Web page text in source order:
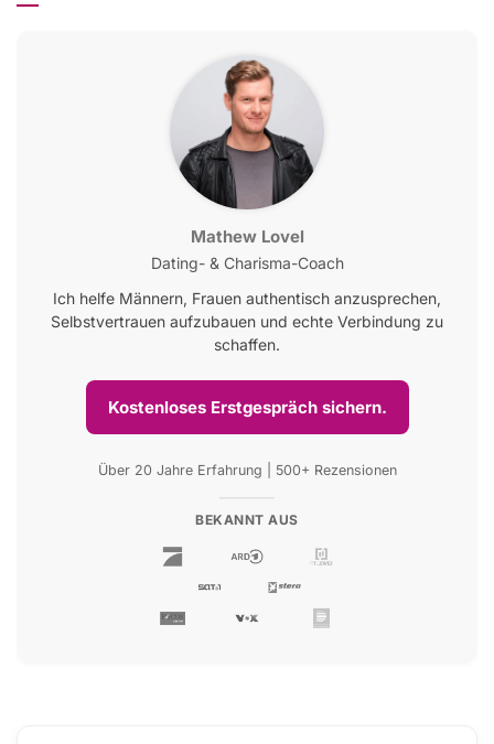
Mathew Lovel
Dating- & Charisma-Coach
Ich helfe Männern, Frauen authentisch anzusprechen,
Selbstvertrauen aufzubauen und echte Verbindung zu
schaffen.
Kostenloses Erstgespräch sichern.
Über 20 Jahre Erfahrung | 500+ Rezensionen
BEKANNT AUS